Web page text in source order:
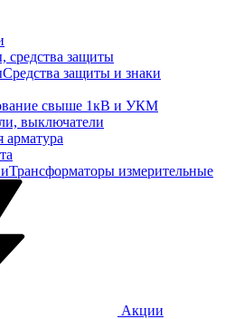
средства защиты
Средства защиты и знаки
свыше 1кВ и УКМ
выключатели
арматура
Трансформаторы измерительные
Акции